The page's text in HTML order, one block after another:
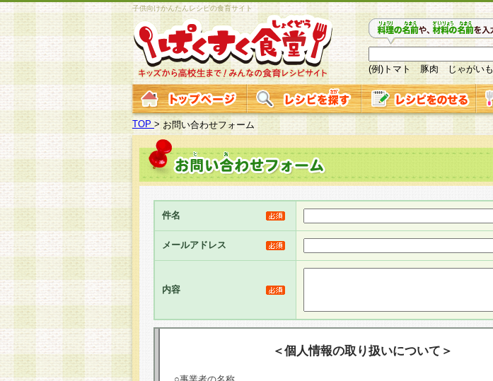
子供向けかんたんレシピの食育サイト
(例)トマト 豚肉 じゃがいも
TOP >お問い合わせフォーム
件名
メールアドレス
内容
＜個人情報の取り扱いについて＞